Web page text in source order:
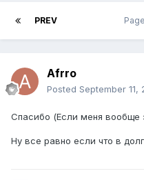
PREV
Afrro
Posted September 11,
Спасибо (Если меня вообще
Ну все равно если что в